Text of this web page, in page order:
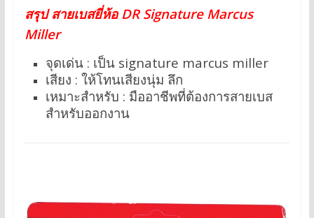
สรุป สายเบสยี่ห้อ DR Signature Marcus
Miller
จุดเด่น : เป็น signature marcus miller
เสียง : ให้โทนเสียงนุ่ม ลึก
เหมาะสำหรับ : มืออาชีพที่ต้องการสายเบส
สำหรับออกงาน